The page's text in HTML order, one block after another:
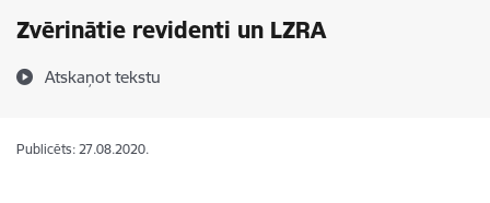
Zvērinātie revidenti un LZRA
Atskaņot tekstu
Publicēts: 27.08.2020.